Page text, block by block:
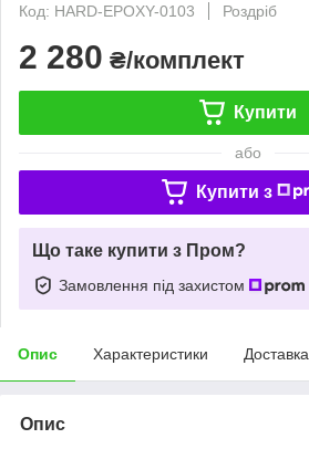
Код: HARD-EPOXY-0103
Роздріб
2 280 ₴/комплект
Купити
або
Купити з
Що таке купити з Пром?
Замовлення під захистом
Опис Характеристики Доставка
Опис